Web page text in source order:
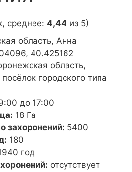
среднее: 4,44 из 5)
область, Анна
40.425162
область,
городского типа
до 17:00
18 Га
захоронений: 5400
180
год
отсутствует